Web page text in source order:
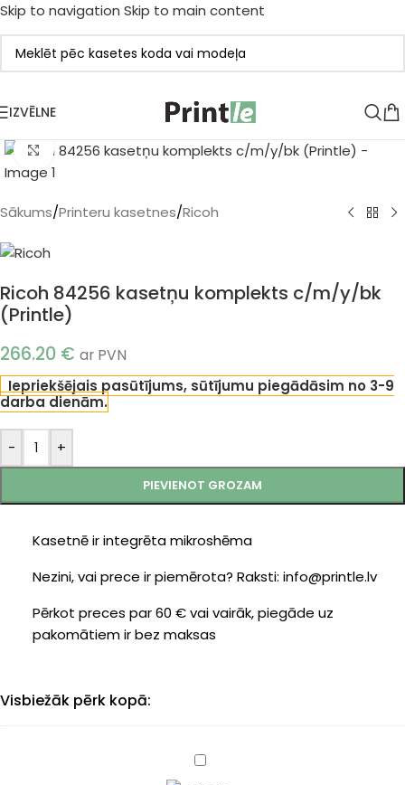
Skip to navigation Skip to main content
IZVĒLNE
Klikšķiniet, lai palielinātu
Sākums/Printeru kasetnes/Ricoh
Ricoh 84256 kasetņu komplekts c/m/y/bk
(Printle)
266.20 € ar PVN
Iepriekšējais pasūtījums, sūtījumu piegādāsim no 3-9
darba dienām.
- +
PIEVIENOT GROZAM
Kasetnē ir integrēta mikroshēma
Nezini, vai prece ir piemērota? Raksti: info@printle.lv
Pērkot preces par 60 € vai vairāk, piegāde uz
pakomātiem ir bez maksas
Visbiežāk pērk kopā:
Ricoh
842561